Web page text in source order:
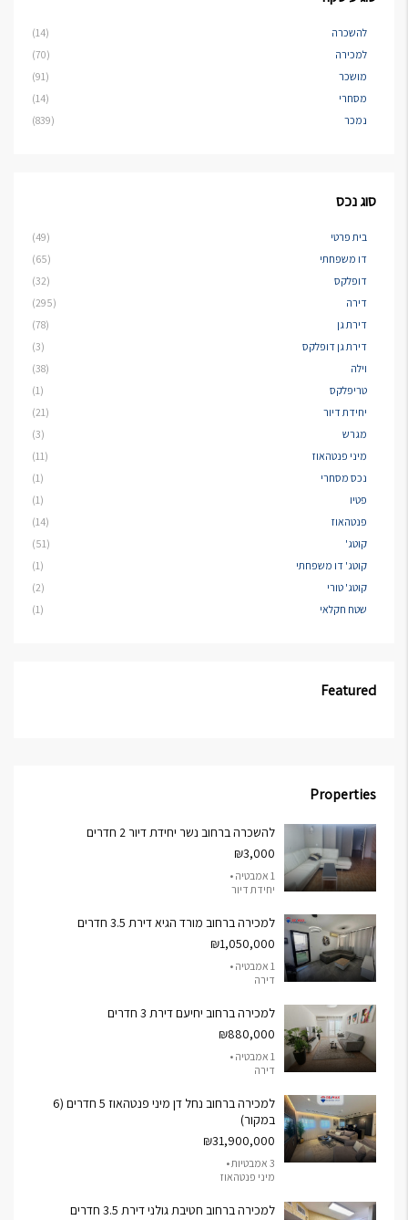
להשכרה
(14)
למכירה
(70)
מושכר
(91)
מסחרי
(14)
נמכר
(839)
סוג נכס
בית פרטי
(49)
דו משפחתי
(65)
דופלקס
(32)
דירה
(295)
דירת גן
(78)
דירת גן דופלקס
(3)
וילה
(38)
טריפלקס
(1)
יחידת דיור
(21)
מגרש
(3)
מיני פנטהאוז
(11)
נכס מסחרי
(1)
פטיו
(1)
פנטהאוז
(14)
קוטג'
(51)
קוטג' דו משפחתי
(1)
קוטג' טורי
(2)
שטח חקלאי
(1)
Featured
Properties
להשכרה ברחוב נשר יחידת דיור 2 חדרים
₪3,000
1 אמבטיה •
יחידת דיור
למכירה ברחוב מורד הגיא דירת 3.5 חדרים
₪1,050,000
1 אמבטיה •
דירה
למכירה ברחוב יחיעם דירת 3 חדרים
₪880,000
1 אמבטיה •
דירה
למכירה ברחוב נחל דן מיני פנטהאוז 5 חדרים (6
במקור)
₪31,900,000
3 אמבטיות •
מיני פנטהאוז
למכירה ברחוב חטיבת גולני דירת 3.5 חדרים